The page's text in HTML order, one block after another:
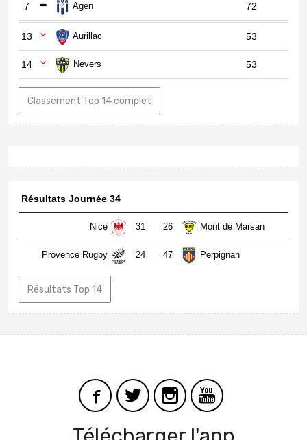
7 Agen 72
13 Aurillac 53
14 Nevers 53
Classement Top 14 complet
Résultats Journée 34
Nice 31 26 Mont de Marsan
Provence Rugby 24 47 Perpignan
Résultats Top 14